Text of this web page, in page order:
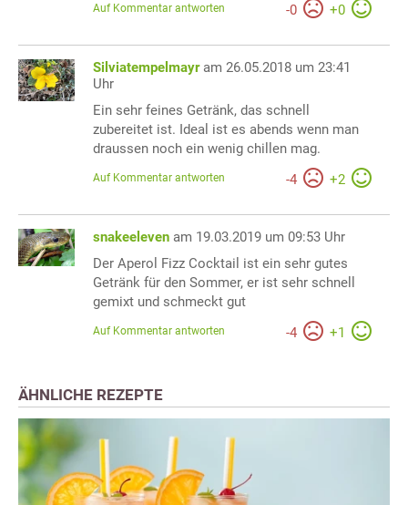
-0 +0
Auf Kommentar antworten
Silviatempelmayr am 26.05.2018 um 23:41
Uhr
Ein sehr feines Getränk, das schnell
zubereitet ist. Ideal ist es abends wenn man
draussen noch ein wenig chillen mag.
-4 +2
Auf Kommentar antworten
snakeeleven am 19.03.2019 um 09:53 Uhr
Der Aperol Fizz Cocktail ist ein sehr gutes
Getränk für den Sommer, er ist sehr schnell
gemixt und schmeckt gut
-4 +1
Auf Kommentar antworten
ÄHNLICHE REZEPTE